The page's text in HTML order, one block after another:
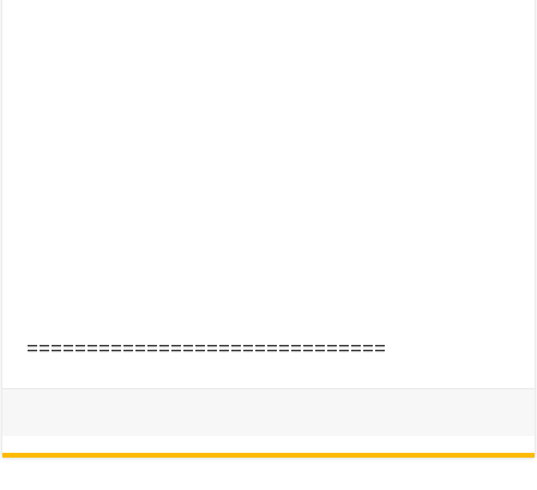
==============================